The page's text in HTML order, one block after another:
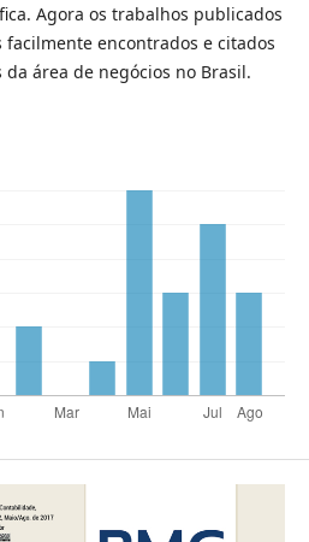
Agora os trabalhos publicados
facilmente encontrados e citados
área de negócios no Brasil.